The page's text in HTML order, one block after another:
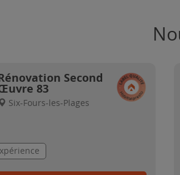
Second
83
Six-Fours-les-Plages